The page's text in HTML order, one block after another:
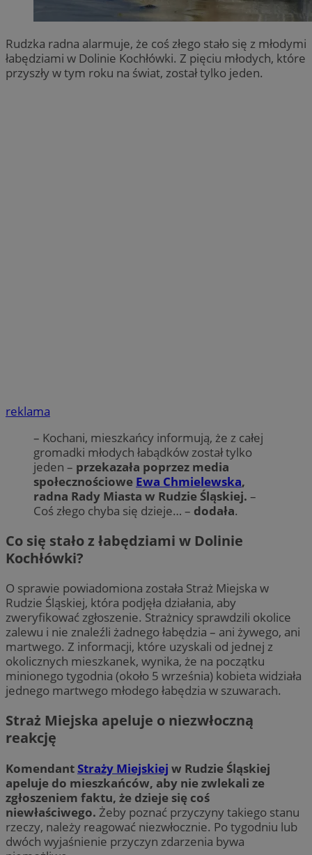
Rudzka radna alarmuje, że coś złego stało się z młodymi
łabędziami w Dolinie Kochłówki. Z pięciu młodych, które
przyszły w tym roku na świat, został tylko jeden.
reklama
– Kochani, mieszkańcy informują, że z całej
gromadki młodych łabądków został tylko
jeden – przekazała poprzez media
społecznościowe Ewa Chmielewska,
radna Rady Miasta w Rudzie Śląskiej. –
Coś złego chyba się dzieje… – dodała.
Co się stało z łabędziami w Dolinie
Kochłówki?
O sprawie powiadomiona została Straż Miejska w
Rudzie Śląskiej, która podjęła działania, aby
zweryfikować zgłoszenie. Strażnicy sprawdzili okolice
zalewu i nie znaleźli żadnego łabędzia – ani żywego, ani
martwego. Z informacji, które uzyskali od jednej z
okolicznych mieszkanek, wynika, że na początku
minionego tygodnia (około 5 września) kobieta widziała
jednego martwego młodego łabędzia w szuwarach.
Straż Miejska apeluje o niezwłoczną
reakcję
KomendantStraży Miejskiej w Rudzie Śląskiej
apeluje do mieszkańców, aby nie zwlekali ze
zgłoszeniem faktu, że dzieje się coś
niewłaściwego. Żeby poznać przyczyny takiego stanu
rzeczy, należy reagować niezwłocznie. Po tygodniu lub
dwóch wyjaśnienie przyczyn zdarzenia bywa